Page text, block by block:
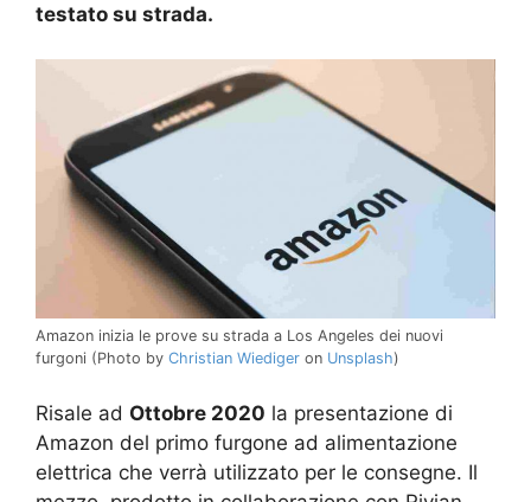
testato su strada.
Amazon inizia le prove su strada a Los Angeles dei nuovi
furgoni (Photo by Christian Wiediger on Unsplash)
Risale ad Ottobre 2020 la presentazione di
Amazon del primo furgone ad alimentazione
elettrica che verrà utilizzato per le consegne. Il